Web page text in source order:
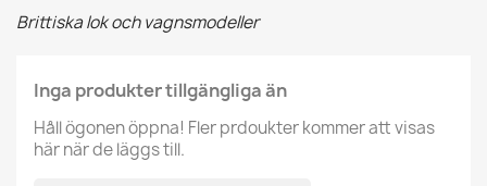
Brittiska lok och vagnsmodeller
Inga produkter tillgängliga än
Håll ögonen öppna! Fler prdoukter kommer att visas
här när de läggs till.